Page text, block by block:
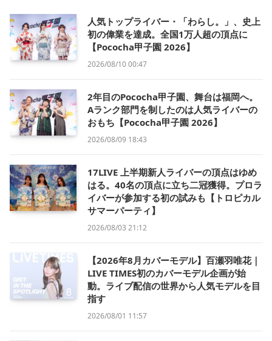
人気トップライバー・「わらし。」、史上
初の偉業を達成。全国1万人超の頂点に
【Pococha甲子園 2026】
2026/08/10 00:47
2年目のPococha甲子園、舞台は福岡へ。
Aランク部門を制したのは人気ライバーの
おもち【Pococha甲子園 2026】
2026/08/09 18:43
17LIVE 上半期新人ライバーの頂点はゆめ
はる。40名の頂点に立ち二冠獲得。プロラ
イバーが参加する初の試みも【トロピカル
サマーパーティ】
2026/08/03 21:12
【2026年8月カバーモデル】百瀬羽唯花｜
LIVE TIMES初のカバーモデル企画が始
動。ライブ配信の世界から人気モデルを目
指す
2026/08/01 11:57